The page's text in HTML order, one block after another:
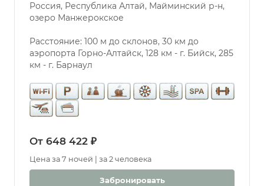
Услуги
Бассейн
Парковка
Разрешены
животные
Бассейн
Крытый
С морской
Дети
Россия, Республика Алтай, Майминский р-н,
озеро Манжерокское
Расстояние: 100 м до склонов, 30 км до
аэропорта Горно-Алтайск, 128 км - г. Бийск, 285
км - г. Барнаул
От 648 422 ₽
Цена за 7 ночей | за 2 человека
Забронировать